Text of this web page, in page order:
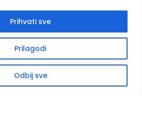
Prilagodi
Odbij sve
Prihvati sve